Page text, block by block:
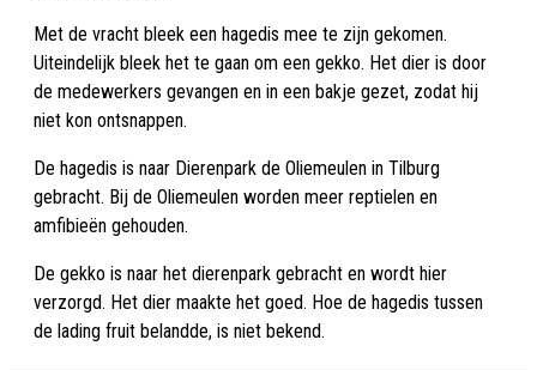
Met de vracht bleek een hagedis mee te zijn gekomen.
Uiteindelijk bleek het te gaan om een gekko. Het dier is door
de medewerkers gevangen en in een bakje gezet, zodat hij
niet kon ontsnappen.
De hagedis is naar Dierenpark de Oliemeulen in Tilburg
gebracht. Bij de Oliemeulen worden meer reptielen en
amfibieën gehouden.
De gekko is naar het dierenpark gebracht en wordt hier
verzorgd. Het dier maakte het goed. Hoe de hagedis tussen
de lading fruit belandde, is niet bekend.